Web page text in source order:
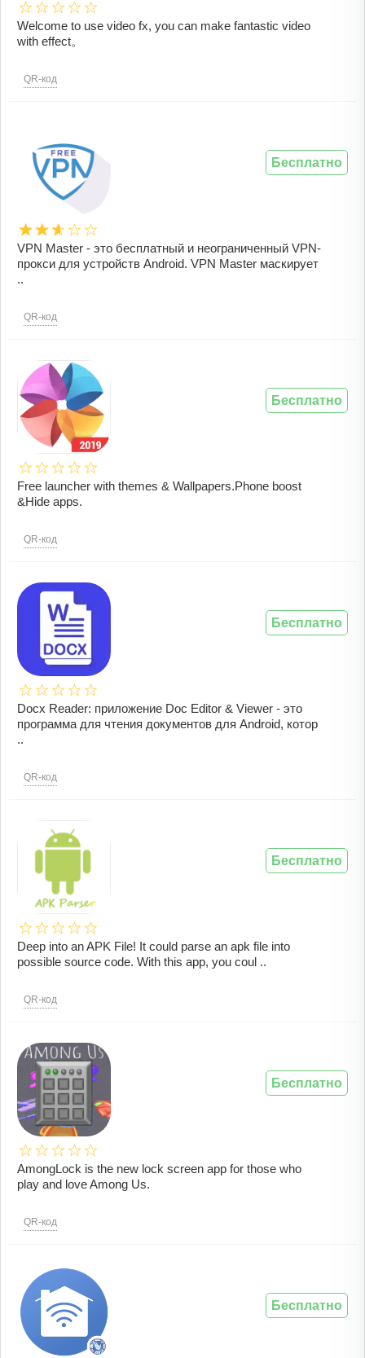
Welcome to use video fx, you can make fantastic video
with effect。
QR-код
VPN Master - это бесплатный и неограниченный VPN-
прокси для устройств Android. VPN Master маскирует
..
QR-код
Бесплатно
Free launcher with themes & Wallpapers.Phone boost
&Hide apps.
QR-код
Бесплатно
Docx Reader: приложение Doc Editor & Viewer - это
программа для чтения документов для Android, котор
..
QR-код
Бесплатно
Deep into an APK File! It could parse an apk file into
possible source code. With this app, you coul ..
QR-код
Бесплатно
AmongLock is the new lock screen app for those who
play and love Among Us.
QR-код
Бесплатно
Бесплатно